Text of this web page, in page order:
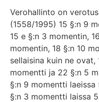
Verohallinto on
(1558/1995) 15 §:n 9
15 e §:n 3 momentin,
momentin, 18 §:n 10
sellaisina kuin ne ovat,
momentti ja 22 §:n 5
§:n 9 momentti
§:n 3 momentti laissa